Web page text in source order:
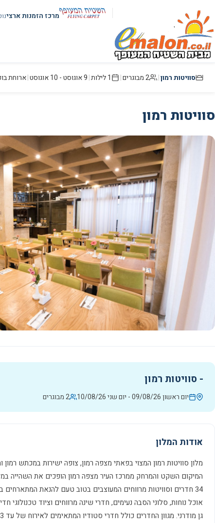
מרכז הזמנות ארצי
סוויטות רמון| 2 מבוגרים | 1 לילות |9 אוגוסט - 10 אוגוסט |ארוחת
סוויטות רמון
- סוויטות רמון
יום ראשון 09/08/26 - יום שני 10/08/26 2 מבוגרים
אודות המלון
מלון סוויטות רמון המצוי בפאתי מצפה רמון, צופה ישירות במכתש
המיקום השקט והמרחק ממרכז העיר מצפה רמון הופכים את השהייה
34 חדרים וסוויטות מרווחים המעוצבים בטוב טעם להנאת
אוכל נוחות, סלוני הסבה נעימים, חדרי שינה מרווחים וציוד